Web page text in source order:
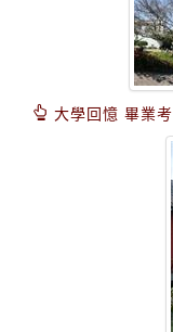
大學回憶 畢業考